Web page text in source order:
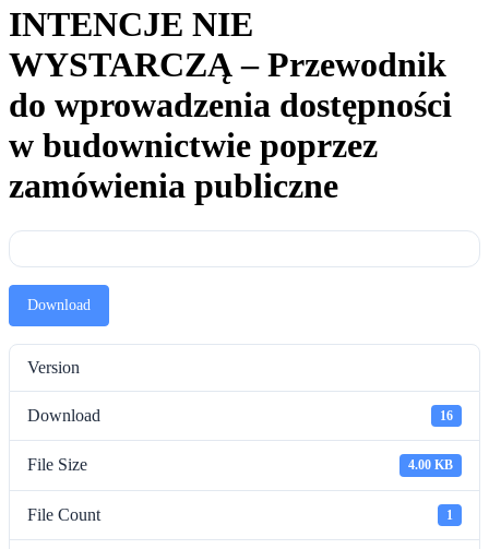
INTENCJE NIE
WYSTARCZĄ – Przewodnik
do wprowadzenia dostępności
w budownictwie poprzez
zamówienia publiczne
Download
Version
Download 16
File Size 4.00 KB
File Count 1